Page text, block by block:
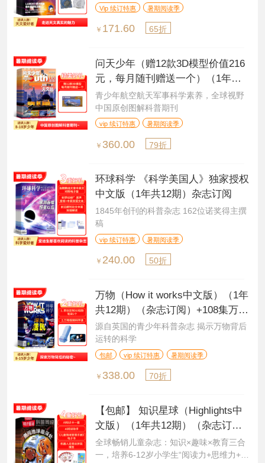
Vip 续订特惠 暑期阅读季
￥ 171.60 65折
问天少年（赠12款3D模型价值216
元，每月随刊赠送一个）（1年共
12期）（杂志订阅）
青少年航空航天军事科学素养，全球视野
中国原创图解科普期刊
vip 续订特惠 暑期阅读季
￥ 360.00 79折
环球科学 《科学美国人》独家授权
中文版（1年共12期）杂志订阅
1845年创刊的科普杂志 162位诺奖得主撰
稿
vip 续订特惠 暑期阅读季
￥ 240.00 50折
万物（How it works中文版）（1年
共12期）（杂志订阅）+108集万物
科学新闻音频
源自英国的青少年科普杂志 揭示万物背后
运转的科学
包邮 vip 续订特惠 暑期阅读季
￥ 338.00 70折
【包邮】 知识星球（Highlights中
文版）（1年共12期）（杂志订
阅）+赠送AI阅读助手+AI知识能量
卡
全球畅销儿童杂志：知识×趣味×教育三合
一，培养6-12岁小学生“阅读力+思维力+创